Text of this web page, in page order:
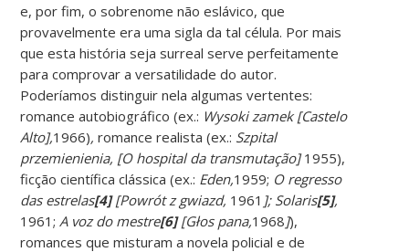
e, por fim, o sobrenome não eslávico, que
provavelmente era uma sigla da tal célula. Por mais
que esta história seja surreal serve perfeitamente
para comprovar a versatilidade do autor.
Poderíamos distinguir nela algumas vertentes:
romance autobiográfico (ex.: Wysoki zamek [Castelo
Alto],1966),romance realista (ex.: Szpital
przemienienia, [O hospital da transmutação]1955),
ficção científica clássica (ex.: Eden,1959; O regresso
das estrelas[4][Powrót z gwiazd, 1961 ]; Solaris[5],
1961; A voz do mestre[6][Głos pana,1968]),
romances que misturam a novela policial e de